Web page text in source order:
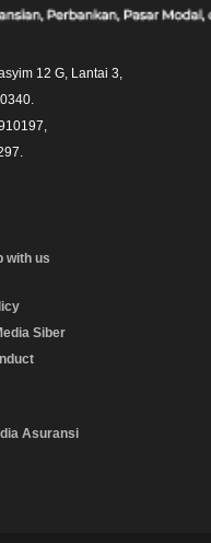
12 G, Lantai 3,
with us
Siber
Asuransi